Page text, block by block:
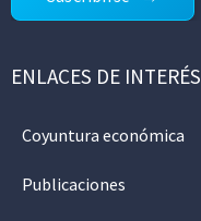
ENLACES DE INTERÉS
Coyuntura económica
Publicaciones